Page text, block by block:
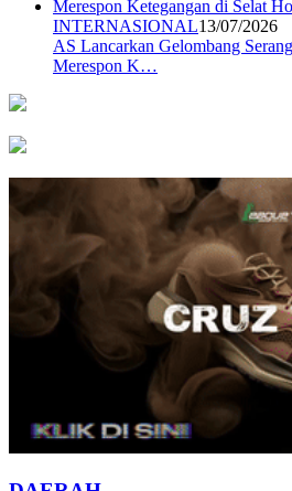
INTERNASIONAL13/07/2026
AS Lancarkan Gelombang
Merespon K…